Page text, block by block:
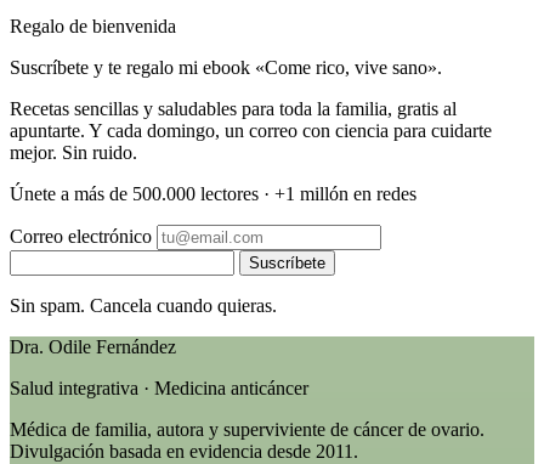
Regalo de bienvenida
Suscríbete y te regalo mi ebook «Come rico, vive sano».
Recetas sencillas y saludables para toda la familia, gratis al
apuntarte. Y cada domingo, un correo con ciencia para cuidarte
mejor. Sin ruido.
Únete a más de 500.000 lectores · +1 millón en redes
Correo electrónico
Suscríbete
Sin spam. Cancela cuando quieras.
Dra. Odile Fernández
Salud integrativa · Medicina anticáncer
Médica de familia, autora y superviviente de cáncer de ovario.
Divulgación basada en evidencia desde 2011.